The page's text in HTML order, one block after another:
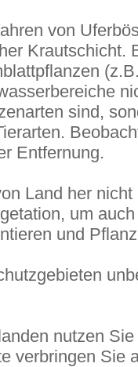
von
Krautschicht.
sind,
Entfernung.
Land her
um
und
nutzen
verbringen Sie